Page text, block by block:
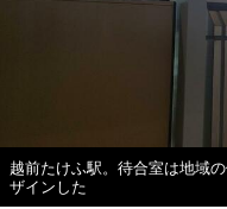
越前たけふ駅。待合室は地域
ザインした